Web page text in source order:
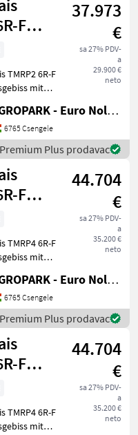
F
row,
37.973
€
sa 27% PDV-
a
29.900 €
neto
TMRP2 6R-F
mit
und T-
75
AGROPARK - Euro Noliker Kft.
6765 Csengele
Premium Plus prodavac
F
6 row
h
44.704
€
sa 27% PDV-
a
35.200 €
neto
TMRP4 6R-F
mit
T660
AGROPARK - Euro Noliker Kft.
6765 Csengele
Premium Plus prodavac
F
6 row
h
44.704
€
sa 27% PDV-
a
35.200 €
neto
TMRP4 6R-F
mit